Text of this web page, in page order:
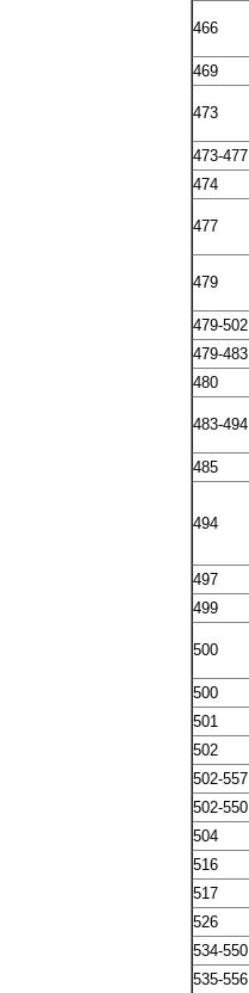
466
469
473
473-477
474
477
479
479-502
479-483
480
483-494
485
494
497
499
500
500
501
502
502-557
502-550
504
516
517
526
534-550
535-556